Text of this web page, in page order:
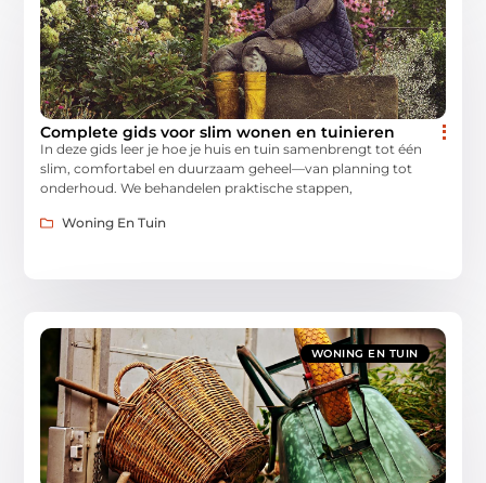
Complete gids voor slim wonen en tuinieren
In deze gids leer je hoe je huis en tuin samenbrengt tot één
slim, comfortabel en duurzaam geheel—van planning tot
onderhoud. We behandelen praktische stappen,
Woning En Tuin
WONING EN TUIN